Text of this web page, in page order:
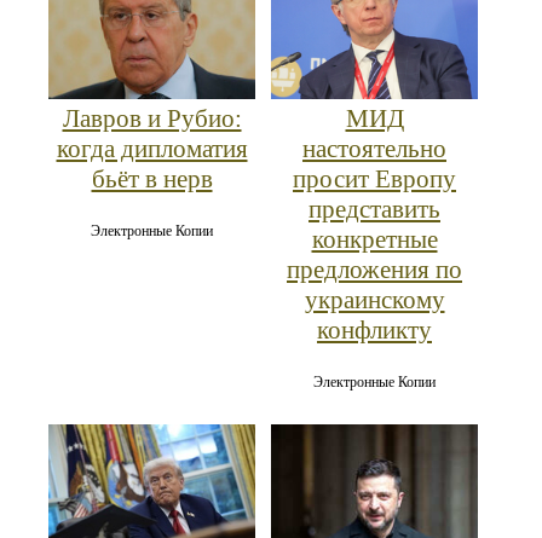
Лавров и Рубио:
когда дипломатия
бьёт в нерв
Электронные Копии
МИД
настоятельно
просит Европу
представить
конкретные
предложения по
украинскому
конфликту
Электронные Копии